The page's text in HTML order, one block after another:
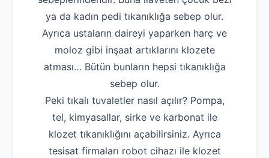
ya da kadın pedi tıkanıklığa sebep olur.
Ayrıca ustaların daireyi yaparken harç ve
moloz gibi inşaat artıklarını klozete
atması… Bütün bunların hepsi tıkanıklığa
sebep olur.
Peki tıkalı tuvaletler nasıl açılır? Pompa,
tel, kimyasallar, sirke ve karbonat ile
klozet tıkanıklığını açabilirsiniz. Ayrıca
tesisat firmaları robot cihazı ile klozet